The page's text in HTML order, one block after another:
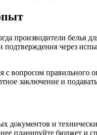
производители белья
подтверждения через
с вопросом
заключение и
документов и
планируйте бюджет и